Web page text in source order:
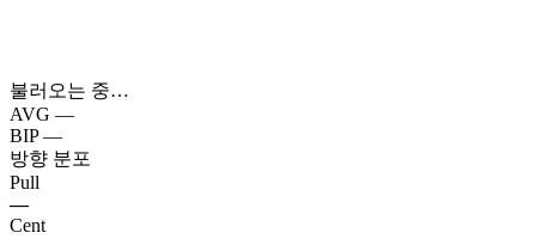
불러오는 중…
AVG —
BIP —
방향 분포
Pull
—
Cent